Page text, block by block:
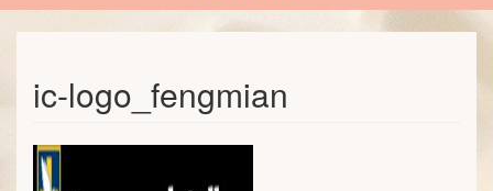
ic-logo_fengmian